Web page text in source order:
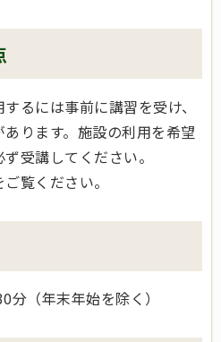
るには事前に講習を受け、
ります。施設の利用を希望
受講してください。
覧ください。
（年末年始を除く）